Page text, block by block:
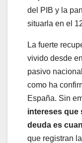
del PIB y la
situarla en el
La fuerte
vivido desde
pasivo
como ha
España. Sin
intereses que
deuda es
que registran